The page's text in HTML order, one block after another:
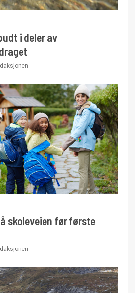
i deler av
skoleveien før første